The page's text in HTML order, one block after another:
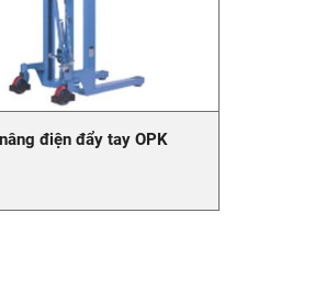
điện đẩy tay OPK